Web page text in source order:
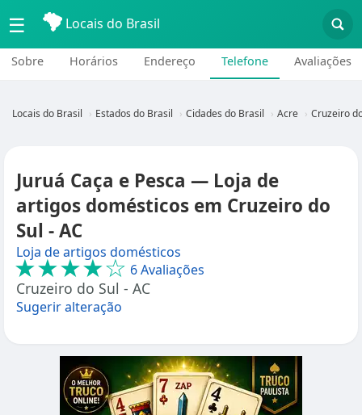
☰ Locais do Brasil
Sobre Horários Endereço Telefone Avaliações
Locais do Brasil Estados do Brasil Cidades do Brasil Acre Cruzeiro
Juruá Caça e Pesca — Loja de
artigos domésticos em Cruzeiro do
Sul - AC
Loja de artigos domésticos
★★★★☆ 6 Avaliações
Cruzeiro do Sul - AC
Sugerir alteração